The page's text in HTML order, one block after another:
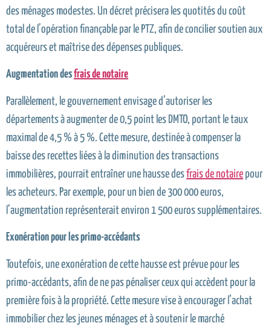
des ménages modestes. Un décret précisera les quotités du coût
total de l’opération finançable par le PTZ, afin de concilier soutien aux
acquéreurs et maîtrise des dépenses publiques.
Augmentation desfrais de notaire
Parallèlement, le gouvernement envisage d’autoriser les
départements à augmenter de 0,5 point les DMTO, portant le taux
maximal de 4,5 % à 5 %. Cette mesure, destinée à compenser la
baisse des recettes liées à la diminution des transactions
immobilières, pourrait entraîner une hausse desfrais de notaire pour
les acheteurs. Par exemple, pour un bien de 300 000 euros,
l’augmentation représenterait environ 1 500 euros supplémentaires.
Exonération pour les primo-accédants
Toutefois, une exonération de cette hausse est prévue pour les
primo-accédants, afin de ne pas pénaliser ceux qui accèdent pour la
première fois à la propriété. Cette mesure vise à encourager l’achat
immobilier chez les jeunes ménages et à soutenir le marché